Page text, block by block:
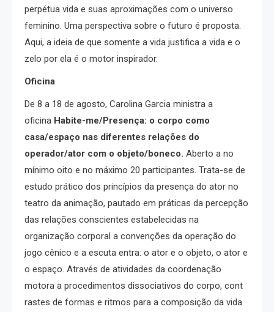
perpétua vida e suas aproximações com o universo
feminino. Uma perspectiva sobre o futuro é proposta.
Aqui, a ideia de que somente a vida justifica a vida e o
zelo por ela é o motor inspirador.
Oficina
De 8 a 18 de agosto, Carolina Garcia ministra a
oficina Habite-me/Presença: o corpo como
casa/espaço nas diferentes relações do
operador/ator com o objeto/boneco. Aberto a no
mínimo oito e no máximo 20 participantes. Trata-se de
estudo prático dos princípios da presença do ator no
teatro da animação, pautado em práticas da percepção
das relações conscientes estabelecidas na
organização corporal a convenções da operação do
jogo cênico e a escuta entra: o ator e o objeto, o ator e
o espaço. Através de atividades da coordenação
motora a procedimentos dissociativos do corpo, cont
rastes de formas e ritmos para a composição da vida